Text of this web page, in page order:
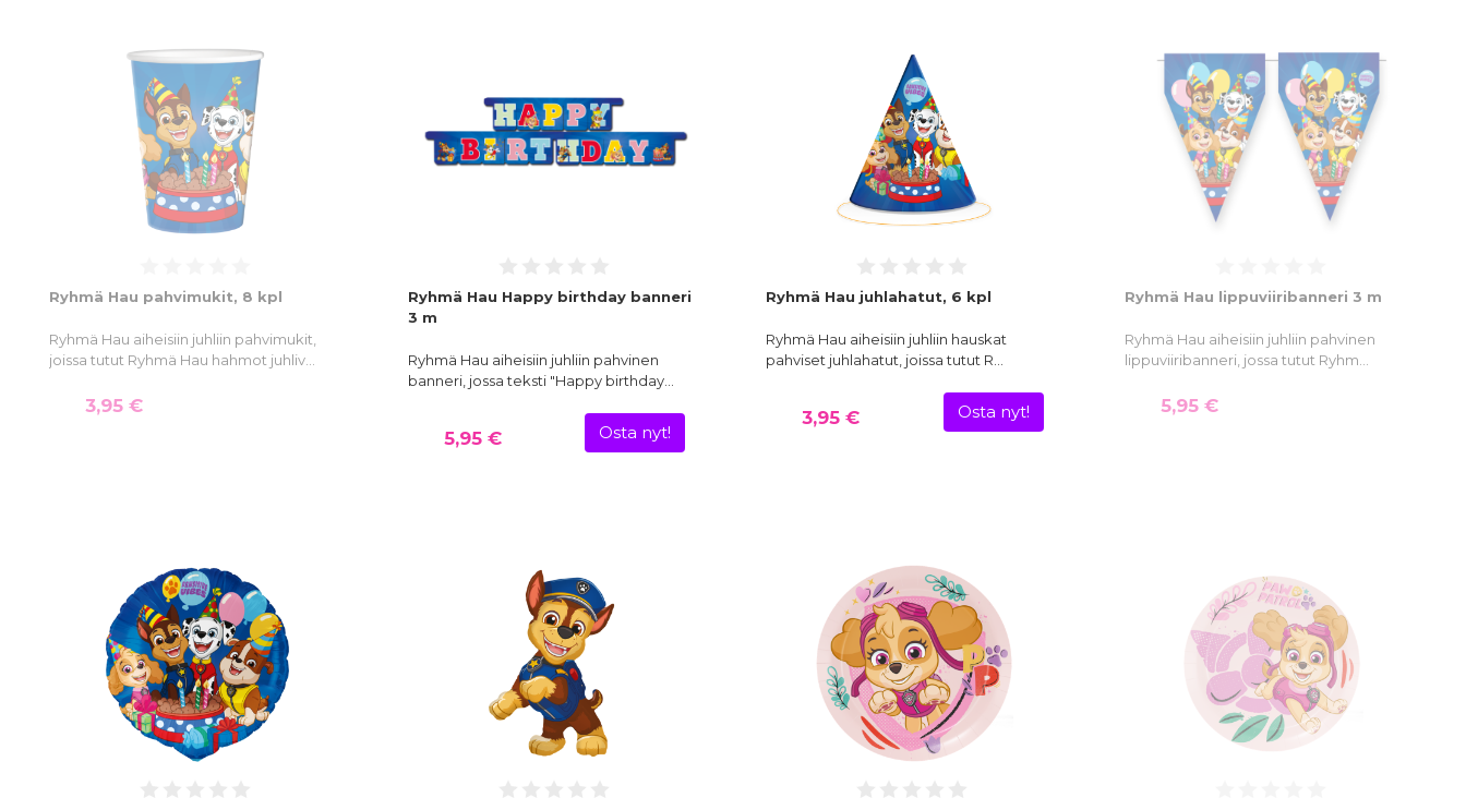
Ryhmä Hau pahvimukit, 8 kpl
Ryhmä Hau aiheisiin juhliin pahvimukit,
joissa tutut Ryhmä Hau hahmot juhliv…
3,95 €
Ryhmä Hau Happy birthday banneri
3 m
Ryhmä Hau aiheisiin juhliin pahvinen
banneri, jossa teksti "Happy birthday…
5,95 € Osta nyt!
Ryhmä Hau juhlahatut, 6 kpl
Ryhmä Hau aiheisiin juhliin hauskat
pahviset juhlahatut, joissa tutut R…
3,95 € Osta nyt!
Ryhmä Hau lippuviiribanneri 3 m
Ryhmä Hau aiheisiin juhliin pahvinen
lippuviiribanneri, jossa tutut Ryhm…
5,95 €